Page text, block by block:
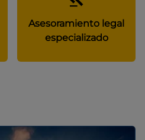
Asesoramiento legal
especializado